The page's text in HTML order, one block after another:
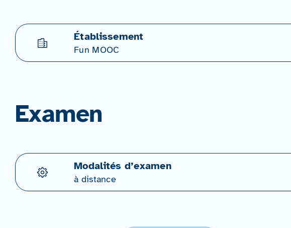
Établissement
Fun MOOC
Examen
Modalités d’examen
à distance